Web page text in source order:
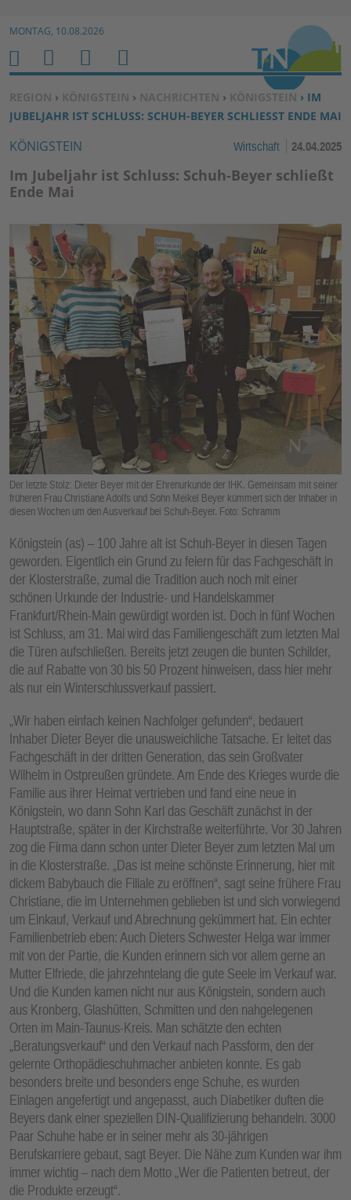
Zum Inhalt springen ↓
MONTAG, 10.08.2026
SIE BEFINDEN SICH HIER:
REGION › KÖNIGSTEIN › NACHRICHTEN › KÖNIGSTEIN › IM
JUBELJAHR IST SCHLUSS: SCHUH-BEYER SCHLIESST ENDE MAI
KÖNIGSTEIN Wirtschaft 24.04.2025
Im Jubeljahr ist Schluss: Schuh-Beyer schließt
Ende Mai
Der letzte Stolz: Dieter Beyer mit der Ehrenurkunde der IHK. Gemeinsam mit seiner
früheren Frau Christiane Adolfs und Sohn Meikel Beyer kümmert sich der Inhaber in
diesen Wochen um den Ausverkauf bei Schuh-Beyer. Foto: Schramm
Königstein (as) – 100 Jahre alt ist Schuh-Beyer in diesen Tagen
geworden. Eigentlich ein Grund zu feiern für das Fachgeschäft in
der Klosterstraße, zumal die Tradition auch noch mit einer
schönen Urkunde der Industrie- und Handelskammer
Frankfurt/Rhein-Main gewürdigt worden ist. Doch in fünf Wochen
ist Schluss, am 31. Mai wird das Familiengeschäft zum letzten Mal
die Türen aufschließen. Bereits jetzt zeugen die bunten Schilder,
die auf Rabatte von 30 bis 50 Prozent hinweisen, dass hier mehr
als nur ein Winterschlussverkauf passiert.
„Wir haben einfach keinen Nachfolger gefunden“, bedauert
Inhaber Dieter Beyer die unausweichliche Tatsache. Er leitet das
Fachgeschäft in der dritten Generation, das sein Großvater
Wilhelm in Ostpreußen gründete. Am Ende des Krieges wurde die
Familie aus ihrer Heimat vertrieben und fand eine neue in
Königstein, wo dann Sohn Karl das Geschäft zunächst in der
Hauptstraße, später in der Kirchstraße weiterführte. Vor 30 Jahren
zog die Firma dann schon unter Dieter Beyer zum letzten Mal um
in die Klosterstraße. „Das ist meine schönste Erinnerung, hier mit
dickem Babybauch die Filiale zu eröffnen“, sagt seine frühere Frau
Christiane, die im Unternehmen geblieben ist und sich vorwiegend
um Einkauf, Verkauf und Abrechnung gekümmert hat. Ein echter
Familienbetrieb eben: Auch Dieters Schwester Helga war immer
mit von der Partie, die Kunden erinnern sich vor allem gerne an
Mutter Elfriede, die jahrzehntelang die gute Seele im Verkauf war.
Und die Kunden kamen nicht nur aus Königstein, sondern auch
aus Kronberg, Glashütten, Schmitten und den nahgelegenen
Orten im Main-Taunus-Kreis. Man schätzte den echten
„Beratungsverkauf“ und den Verkauf nach Passform, den der
gelernte Orthopädieschuhmacher anbieten konnte. Es gab
besonders breite und besonders enge Schuhe, es wurden
Einlagen angefertigt und angepasst, auch Diabetiker duften die
Beyers dank einer speziellen DIN-Qualifizierung behandeln. 3000
Paar Schuhe habe er in seiner mehr als 30-jährigen
Berufskarriere gebaut, sagt Beyer. Die Nähe zum Kunden war ihm
immer wichtig – nach dem Motto „Wer die Patienten betreut, der
die Produkte erzeugt“.
H
O
M
E
M
E
N
U
S
U
C
H
E
N
B
E
N
Z
N
K
TI
O
N
E
N